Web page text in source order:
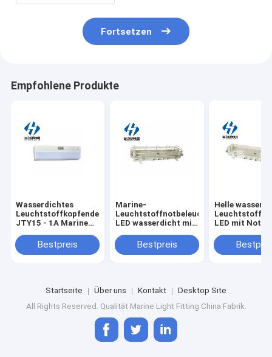
Fortsetzen
Empfohlene Produkte
Wasserdichtes
Leuchtstoffkopfendemarinelicht
JTY15 - 1A Marine
IP20
Bestpreis
Marine-
Leuchtstoffnotbeleuchtung
LED wasserdicht mit
jcy24-2efBestpreis
Helle
LED mit
Startseite Über uns Kontakt
Desktop Site
All Rights Reserved. Qualität Marine Light Fitting China Fabrik.